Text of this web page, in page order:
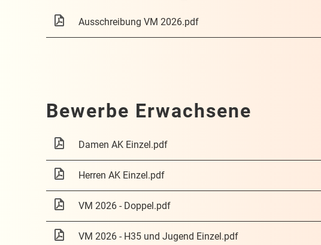
Ausschreibung VM 2026.pdf
Bewerbe Erwachsene
Damen AK Einzel.pdf
Herren AK Einzel.pdf
VM 2026 - Doppel.pdf
VM 2026 - H35 und Jugend Einzel.pdf